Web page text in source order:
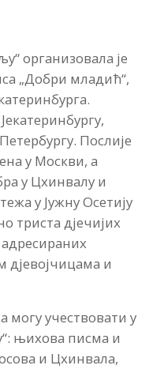
организовала је
„Добри младић“,
Послије
у Москви, а
у Цхинвалу и
у Јужну Осетију
триста дјечијих
дјевојчицама и
учествовати у
њихова писма и
и Цхинвала,